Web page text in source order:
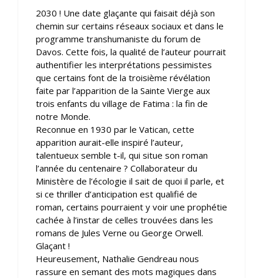
2030 ! Une date glaçante qui faisait déjà son
chemin sur certains réseaux sociaux et dans le
programme transhumaniste du forum de
Davos. Cette fois, la qualité de l’auteur pourrait
authentifier les interprétations pessimistes
que certains font de la troisième révélation
faite par l’apparition de la Sainte Vierge aux
trois enfants du village de Fatima : la fin de
notre Monde.
Reconnue en 1930 par le Vatican, cette
apparition aurait-elle inspiré l’auteur,
talentueux semble t-il, qui situe son roman
l’année du centenaire ? Collaborateur du
Ministère de l’écologie il sait de quoi il parle, et
si ce thriller d’anticipation est qualifié de
roman, certains pourraient y voir une prophétie
cachée à l’instar de celles trouvées dans les
romans de Jules Verne ou George Orwell.
Glaçant !
Heureusement, Nathalie Gendreau nous
rassure en semant des mots magiques dans